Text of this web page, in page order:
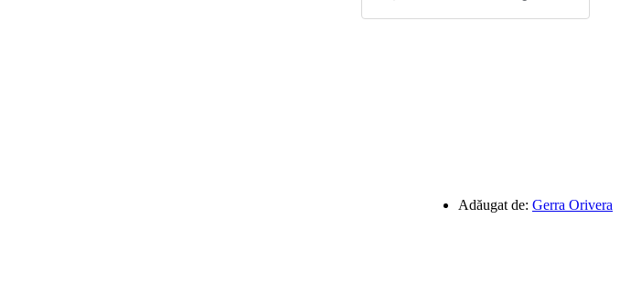
Adăugat de: Gerra Orivera